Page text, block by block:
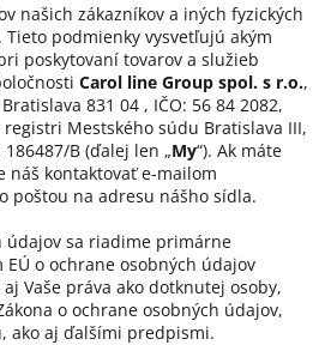
našich zákazníkov a iných fyzických
podmienky vysvetľujú akým
poskytovaní tovarov a služieb
Carol line Group spol. s r.o.,
831 04 , IČO: 56 84 2082,
Mestského súdu Bratislava III,
186487/B (ďalej len „My“). Ak máte
náš kontaktovať e-mailom
poštou na adresu nášho sídla.
údajov sa riadime primárne
o ochrane osobných údajov
Vaše práva ako dotknutej osoby,
o ochrane osobných údajov,
ako aj ďalšími predpismi.